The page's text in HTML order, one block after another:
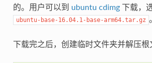
的。用户可以到 ubuntu cdimg下载，
ubuntu-base-16.04.1-base-arm64.tar.gz 。
下载完之后，创建临时文件夹并解压根